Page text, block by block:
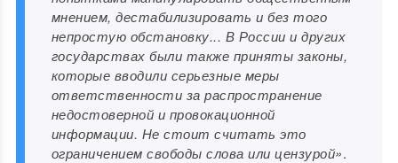
мнением, дестабилизировать и без того
непростую обстановку... В России и других
государствах были также приняты законы,
которые вводили серьезные меры
ответственности за распространение
недостоверной и провокационной
информации. Не стоит считать это
ограничением свободы слова или цензурой».